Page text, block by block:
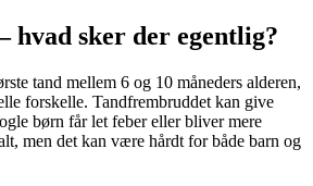
hvad sker der egentlig?
tand mellem 6 og 10 måneders alderen,
forskelle. Tandfrembruddet kan give
børn får let feber eller bliver mere
men det kan være hårdt for både barn og